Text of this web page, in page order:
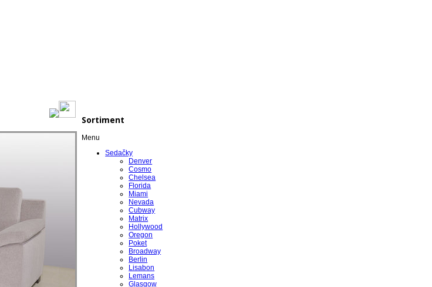
Sortiment
Menu
Sedačky
Denver
Cosmo
Chelsea
Florida
Miami
Nevada
Cubway
Matrix
Hollywood
Oregon
Poket
Broadway
Berlin
Lisabon
Lemans
Glasgow